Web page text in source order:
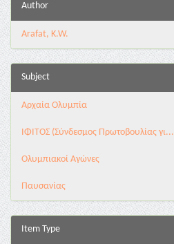
Author
Arafat, K.W.
Subject
Αρχαία Ολυμπία
ΙΦΙΤΟΣ (Σύνδεσμος Πρωτοβουλίας γι...
Ολυμπιακοί Αγώνες
Παυσανίας
Item Type